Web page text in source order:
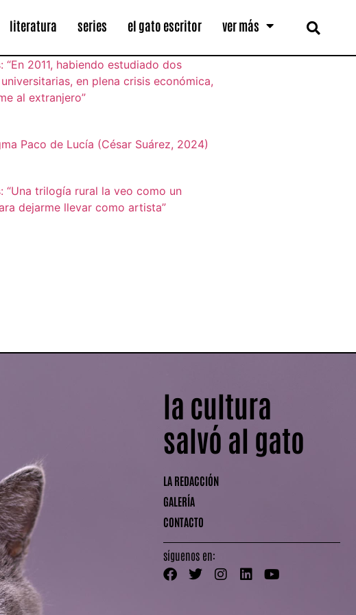
literatura series el gato escritor ver más
la cultura
salvó al gato
LA REDACCIÓN
GALERÍA
CONTACTO
síguenos en: